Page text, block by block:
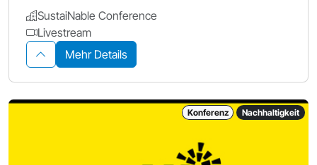
SustaiNable Conference
Livestream
Mehr Details
Konferenz Nachhaltigkeit